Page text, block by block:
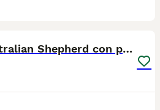
Ultima cucciola Australian Shepherd con pedigree